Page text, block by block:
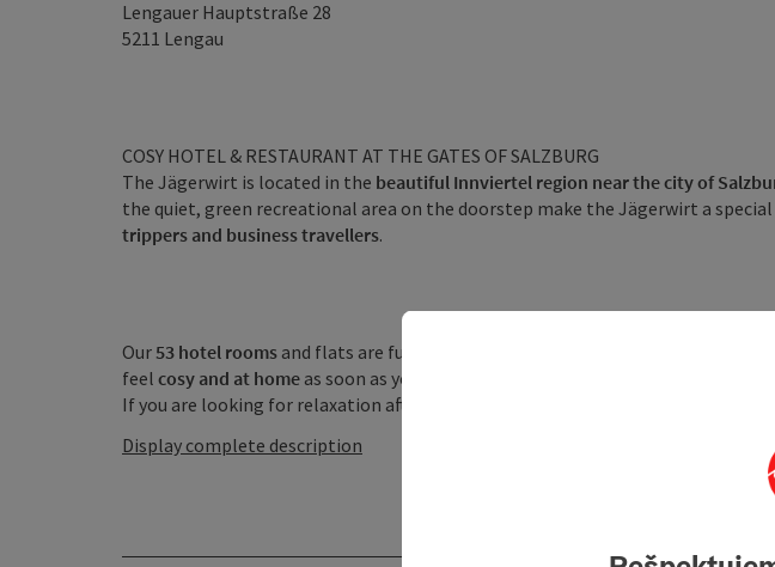
Lengauer Hauptstraße 28
5211 Lengau
COSY HOTEL & RESTAURANT AT THE GATES OF SALZBURG
The Jägerwirt is located in the beautiful Innviertel region near the city of
the quiet, green recreational area on the doorstep make the Jägerwirt a
trippers and business travellers.
Our 53 hotel rooms and flats are furnished for you with great attention to
feel cosy and at home as soon as you enter our hotel.
If you are looking for relaxation after a hard day's work, then our
Display complete description